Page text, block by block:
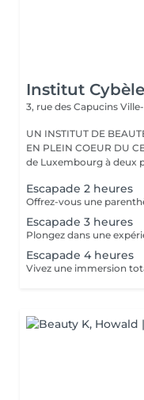
Institut Cybèle
3, rue des Capucins
UN INSTITUT DE
EN PLEIN COEUR DU CENTRE VILLE
de Luxembourg à deux
Escapade 2 heures
Escapade 3 heures
Escapade 4 heures